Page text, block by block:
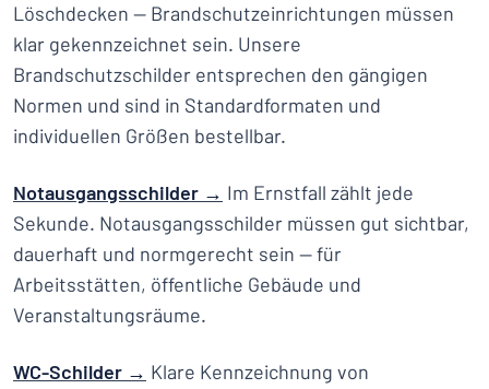
Löschdecken — Brandschutzeinrichtungen müssen
klar gekennzeichnet sein. Unsere
Brandschutzschilder entsprechen den gängigen
Normen und sind in Standardformaten und
individuellen Größen bestellbar.
Notausgangsschilder → Im Ernstfall zählt jede
Sekunde. Notausgangsschilder müssen gut sichtbar,
dauerhaft und normgerecht sein — für
Arbeitsstätten, öffentliche Gebäude und
Veranstaltungsräume.
WC-Schilder → Klare Kennzeichnung von